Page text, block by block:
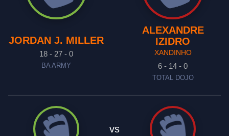
JORDAN J. MILLER
18 - 27 - 0
BA ARMY
ALEXANDRE
IZIDRO
XANDINHO
6 - 14 - 0
TOTAL DOJO
vs